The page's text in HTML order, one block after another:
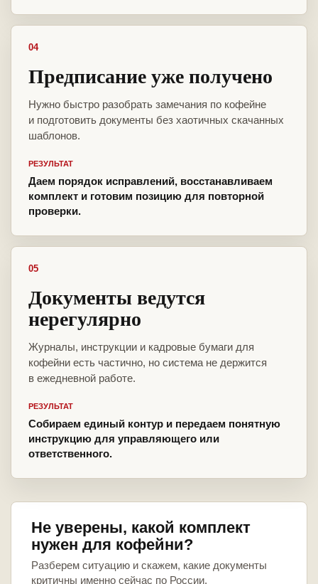
04
Предписание уже получено
Нужно быстро разобрать замечания по кофейне
и подготовить документы без хаотичных скачанных
шаблонов.
РЕЗУЛЬТАТ
Даем порядок исправлений, восстанавливаем
комплект и готовим позицию для повторной
проверки.
05
Документы ведутся
нерегулярно
Журналы, инструкции и кадровые бумаги для
кофейни есть частично, но система не держится
в ежедневной работе.
РЕЗУЛЬТАТ
Собираем единый контур и передаем понятную
инструкцию для управляющего или
ответственного.
Не уверены, какой комплект
нужен для кофейни?
Разберем ситуацию и скажем, какие документы
критичны именно сейчас по России.